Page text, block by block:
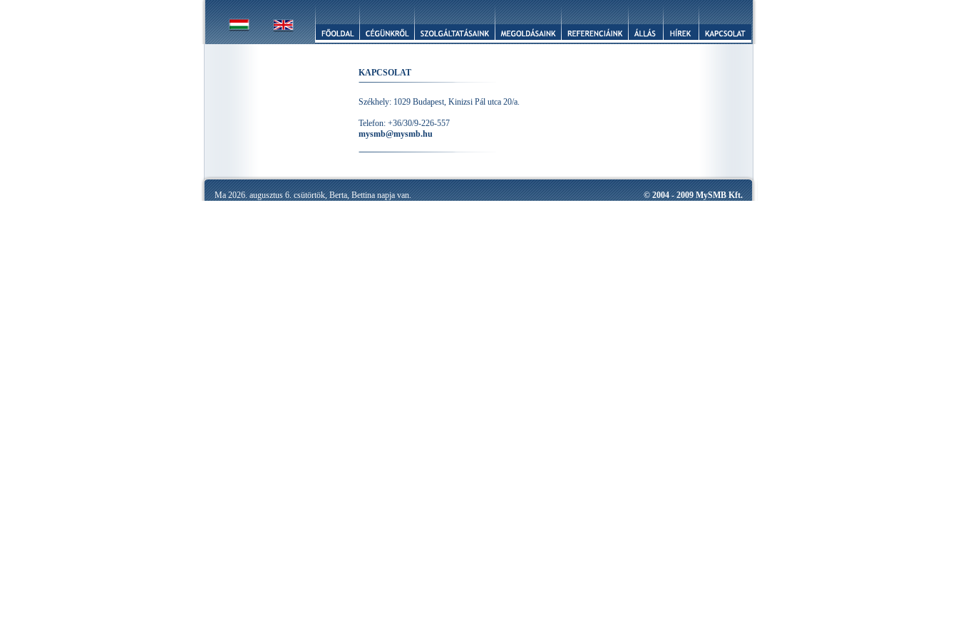
KAPCSOLAT
Székhely: 1029 Budapest, Kinizsi Pál utca 20/a.
Telefon: +36/30/9-226-557
mysmb@mysmb.hu
Ma 2026. augusztus 6. csütörtök, Berta, Bettina napja van. © 2004 - 2009 MySMB Kft.